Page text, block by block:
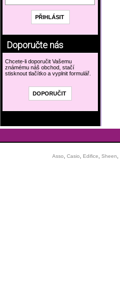
Doporučte nás
Chcete-li doporučit Vašemu
známému náš obchod, stačí
stisknout tlačítko a vyplnit formulář.
Asso
Casio Edifice Sheen